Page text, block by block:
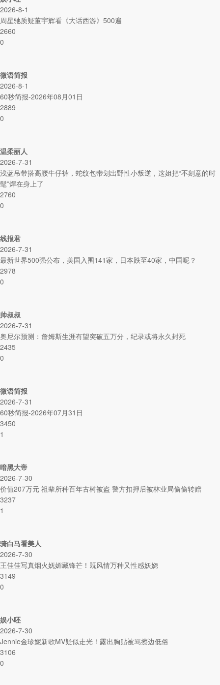
2026-8-1
周星驰质疑董宇辉看《大话西游》500遍
2660
0
微语简报
2026-8-1
60秒简报-2026年08月01日
2889
0
温柔丽人
2026-7-31
浅蓝吊带搭高腰牛仔裤，蛇纹包带划出野性小叛逆，这姐把“不刻意的时
髦”焊在身上了
2760
0
线报君
2026-7-31
最新世界500强公布，美国入围141家，日本跌至40家，中国呢？
2978
0
帅叔叔
2026-7-31
奥尼尔预测：詹姆斯生涯有望突破五万分，纪录或将永久封死
2435
0
微语简报
2026-7-31
60秒简报-2026年07月31日
3450
1
暗黑大帝
2026-7-30
价值207万元 祖辈所种百年古树被盗 警方扣押后被林业局偷偷转赠
3237
1
骑白马看美人
2026-7-30
王佳佳写真烟火妩媚藏锋芒！既风情万种又性感妖娆
3149
0
娱小呸
2026-7-30
Jennie金珍妮新歌MV疑似走光！露出胸贴被骂擦边低俗
3106
0